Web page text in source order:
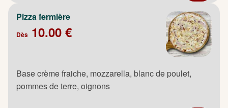
Pizza fermière
Dès 10.00 €
Base crème fraiche, mozzarella, blanc de poulet,
pommes de terre, oignons